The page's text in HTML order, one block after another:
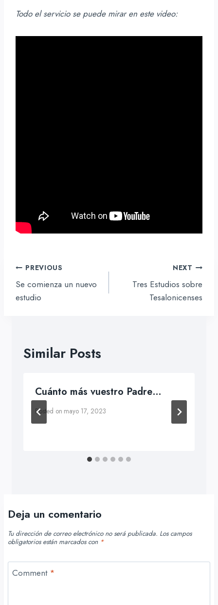
Todo el servicio se puede mirar en este video:
Navegación
de
entradas
PREVIOUS
Se comienza un nuevo
estudio
NEXT
Tres Estudios sobre
Tesalonicenses
Similar Posts
Cuánto más vuestro Padre…
Posted on mayo 17, 2023
Deja un comentario
Tu dirección de correo electrónico no será publicada. Los campos
obligatorios están marcados con *
Comment *